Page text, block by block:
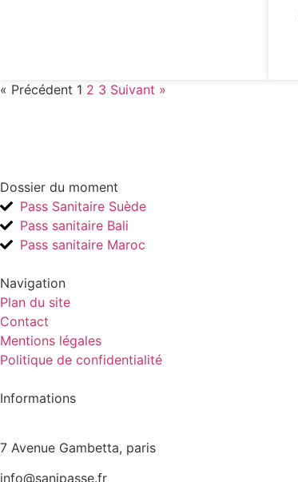
« Précédent 1 2 3 Suivant »
Dossier du moment
Pass Sanitaire Suède
Pass sanitaire Bali
Pass sanitaire Maroc
Navigation
Plan du site
Contact
Mentions légales
Politique de confidentialité
Informations
7 Avenue Gambetta, paris
info@sanipasse.fr